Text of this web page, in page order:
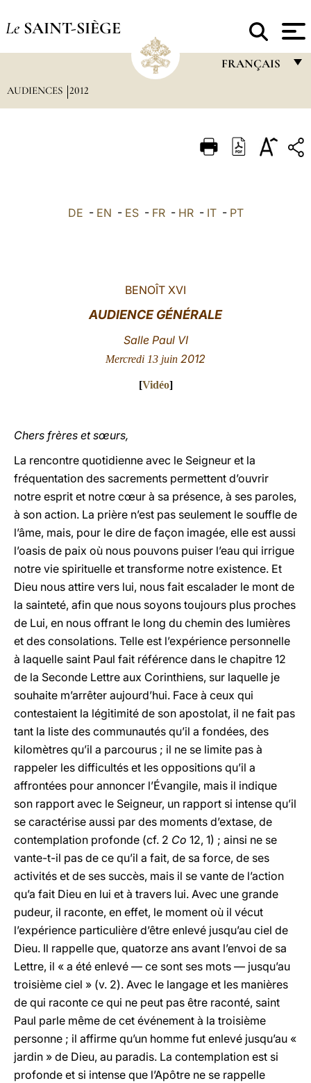
Le SAINT-SIÈGE
FRANÇAIS
ITALIANO
中文
AUDIENCES 2012
DE - EN - ES- FR- HR- IT- PT
BENOÎT XVI
AUDIENCE GÉNÉRALE
Salle Paul VI
Mercredi 13 juin 2012
[Vidéo]
Chers frères et sœurs,
La rencontre quotidienne avec le Seigneur et la
fréquentation des sacrements permettent d’ouvrir
notre esprit et notre cœur à sa présence, à ses paroles,
à son action. La prière n’est pas seulement le souffle de
l’âme, mais, pour le dire de façon imagée, elle est aussi
l’oasis de paix où nous pouvons puiser l’eau qui irrigue
notre vie spirituelle et transforme notre existence. Et
Dieu nous attire vers lui, nous fait escalader le mont de
la sainteté, afin que nous soyons toujours plus proches
de Lui, en nous offrant le long du chemin des lumières
et des consolations. Telle est l’expérience personnelle
à laquelle saint Paul fait référence dans le chapitre 12
de la Seconde Lettre aux Corinthiens, sur laquelle je
souhaite m’arrêter aujourd’hui. Face à ceux qui
contestaient la légitimité de son apostolat, il ne fait pas
tant la liste des communautés qu’il a fondées, des
kilomètres qu’il a parcourus ; il ne se limite pas à
rappeler les difficultés et les oppositions qu’il a
affrontées pour annoncer l’Évangile, mais il indique
son rapport avec le Seigneur, un rapport si intense qu’il
se caractérise aussi par des moments d’extase, de
contemplation profonde (cf. 2 Co 12, 1) ; ainsi ne se
vante-t-il pas de ce qu’il a fait, de sa force, de ses
activités et de ses succès, mais il se vante de l’action
qu’a fait Dieu en lui et à travers lui. Avec une grande
pudeur, il raconte, en effet, le moment où il vécut
l’expérience particulière d’être enlevé jusqu’au ciel de
Dieu. Il rappelle que, quatorze ans avant l’envoi de sa
Lettre, il « a été enlevé — ce sont ses mots — jusqu’au
troisième ciel » (v. 2). Avec le langage et les manières
de qui raconte ce qui ne peut pas être raconté, saint
Paul parle même de cet événement à la troisième
personne ; il affirme qu’un homme fut enlevé jusqu’au «
jardin » de Dieu, au paradis. La contemplation est si
profonde et si intense que l’Apôtre ne se rappelle